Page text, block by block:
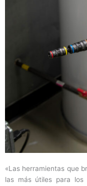
«Las herramientas que
las más útiles para los